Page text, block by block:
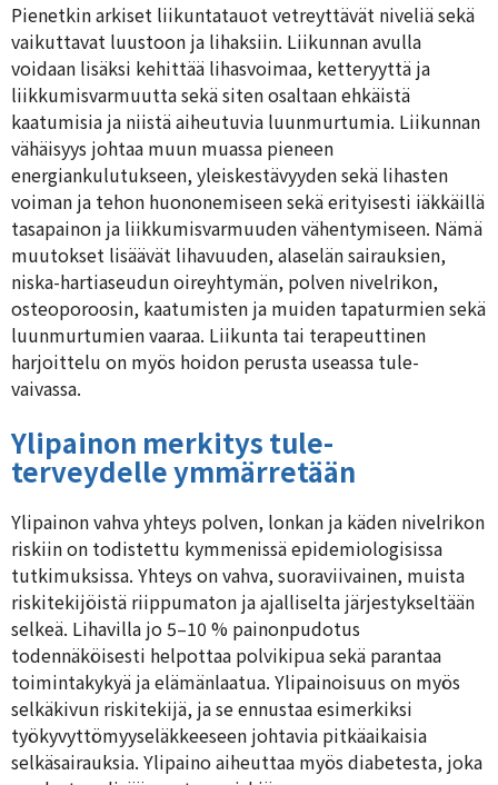
Pienetkin arkiset liikuntatauot vetreyttävät niveliä sekä
vaikuttavat luustoon ja lihaksiin. Liikunnan avulla
voidaan lisäksi kehittää lihasvoimaa, ketteryyttä ja
liikkumisvarmuutta sekä siten osaltaan ehkäistä
kaatumisia ja niistä aiheutuvia luunmurtumia. Liikunnan
vähäisyys johtaa muun muassa pieneen
energiankulutukseen, yleiskestävyyden sekä lihasten
voiman ja tehon huononemiseen sekä erityisesti iäkkäillä
tasapainon ja liikkumisvarmuuden vähentymiseen. Nämä
muutokset lisäävät lihavuuden, alaselän sairauksien,
niska-hartiaseudun oireyhtymän, polven nivelrikon,
osteoporoosin, kaatumisten ja muiden tapaturmien sekä
luunmurtumien vaaraa. Liikunta tai terapeuttinen
harjoittelu on myös hoidon perusta useassa tule-
vaivassa.
Ylipainon merkitys tule-
terveydelle ymmärretään
Ylipainon vahva yhteys polven, lonkan ja käden nivelrikon
riskiin on todistettu kymmenissä epidemiologisissa
tutkimuksissa. Yhteys on vahva, suoraviivainen, muista
riskitekijöistä riippumaton ja ajalliselta järjestykseltään
selkeä. Lihavilla jo 5–10 % painonpudotus
todennäköisesti helpottaa polvikipua sekä parantaa
toimintakykyä ja elämänlaatua. Ylipainoisuus on myös
selkäkivun riskitekijä, ja se ennustaa esimerkiksi
työkyvyttömyyseläkkeeseen johtavia pitkäaikaisia
selkäsairauksia. Ylipaino aiheuttaa myös diabetesta, joka